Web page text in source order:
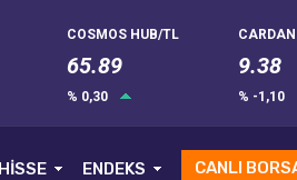
COSMOS HUB/TL
65.89
% 0,30
9.38
% -1,10
HİSSE ENDEKS CANLI